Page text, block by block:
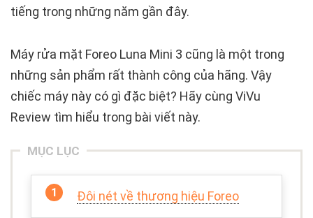
tiếng trong những năm gần đây.
Máy rửa mặt Foreo Luna Mini 3 cũng là một trong
những sản phẩm rất thành công của hãng. Vậy
chiếc máy này có gì đặc biệt? Hãy cùng ViVu
Review tìm hiểu trong bài viết này.
MỤC LỤC
Đôi nét về thương hiệu Foreo